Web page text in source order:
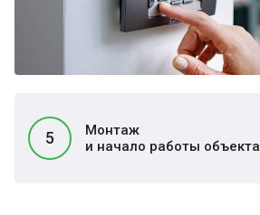
5
Монтаж
и начало работы объекта